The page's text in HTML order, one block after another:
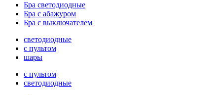
Бра светодиодные
Бра с абажуром
Бра с выключателем
светодиодные
с пультом
шары
с пультом
светодиодные